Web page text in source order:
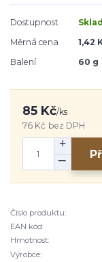
Dostupnost
Měrná cena
1,42
Balení
60 g
85 Kč/ks
76 Kč bez DPH
Číslo produktu:
EAN kód:
Hmotnost:
Výrobce: